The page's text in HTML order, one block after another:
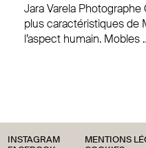
Jara Varela
plus caractéristiques de
l’aspect humain. Mobles
INSTAGRAM
MENTIONS